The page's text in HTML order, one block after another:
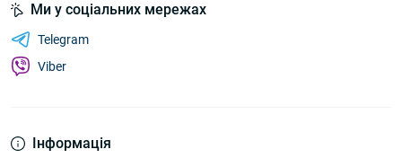
Інформація
Ми у соціальних мережах
Telegram
Viber